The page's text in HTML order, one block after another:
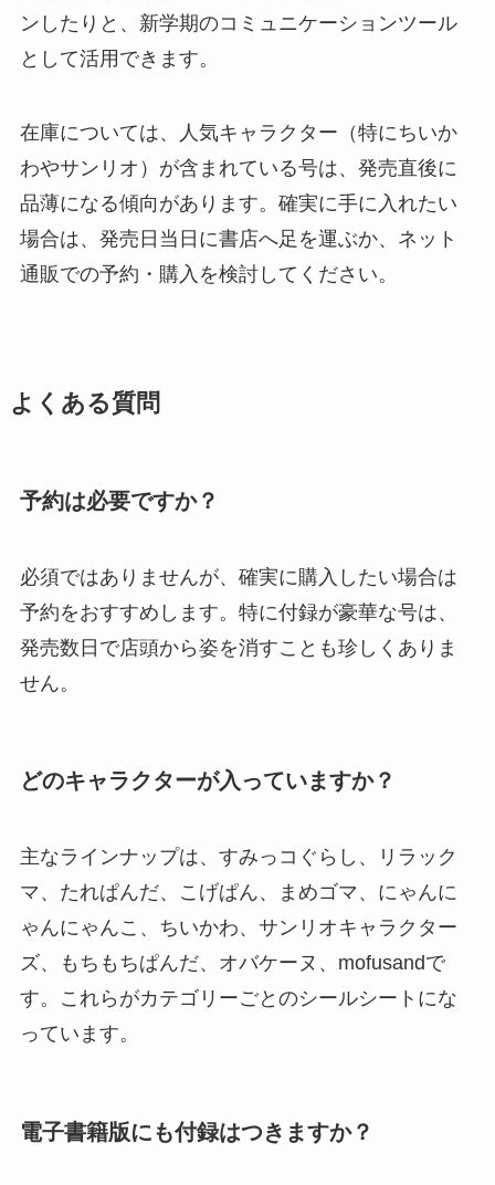
ンしたりと、新学期のコミュニケーションツール
として活用できます。
在庫については、人気キャラクター（特にちいか
わやサンリオ）が含まれている号は、発売直後に
品薄になる傾向があります。確実に手に入れたい
場合は、発売日当日に書店へ足を運ぶか、ネット
通販での予約・購入を検討してください。
よくある質問
予約は必要ですか？
必須ではありませんが、確実に購入したい場合は
予約をおすすめします。特に付録が豪華な号は、
発売数日で店頭から姿を消すことも珍しくありま
せん。
どのキャラクターが入っていますか？
主なラインナップは、すみっコぐらし、リラック
マ、たれぱんだ、こげぱん、まめゴマ、にゃんに
ゃんにゃんこ、ちいかわ、サンリオキャラクター
ズ、もちもちぱんだ、オバケーヌ、mofusandで
す。これらがカテゴリーごとのシールシートにな
っています。
電子書籍版にも付録はつきますか？